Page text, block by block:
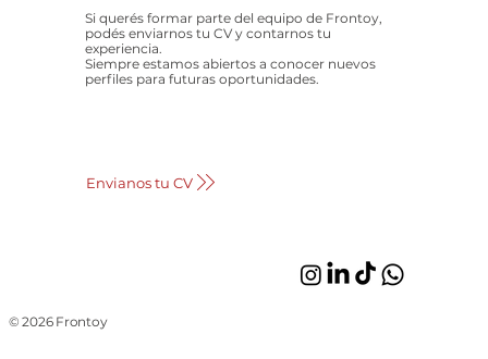
© 2026 Frontoy
Si querés formar parte del equipo de Frontoy,
podés enviarnos tu CV y contarnos tu
experiencia.
Siempre estamos abiertos a conocer nuevos
perfiles para futuras oportunidades.
Envianos tu CV